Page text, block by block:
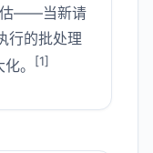
——当新请
行的批处理
。
[1]